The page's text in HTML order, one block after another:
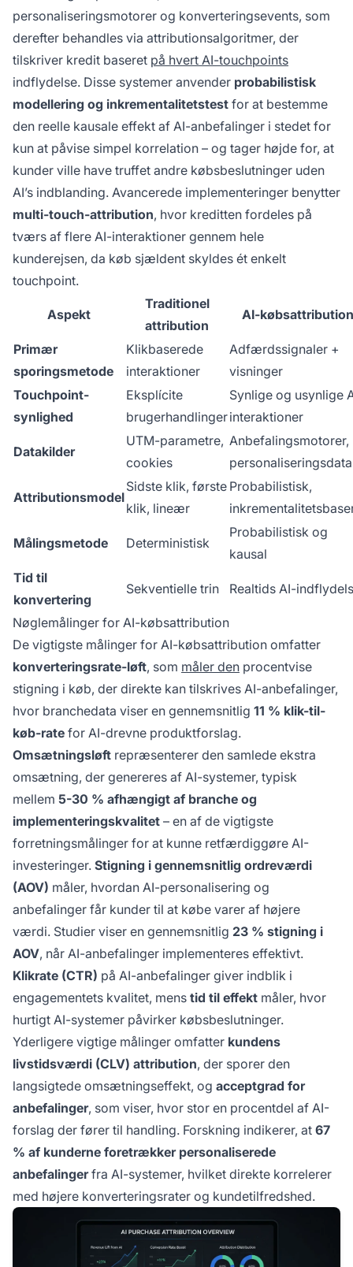
personaliseringsmotorer og konverteringsevents, som
derefter behandles via attributionsalgoritmer, der
tilskriver kredit baseret på hvert AI-touchpoints
indflydelse. Disse systemer anvender probabilistisk
modellering og inkrementalitetstest for at bestemme
den reelle kausale effekt af AI-anbefalinger i stedet for
kun at påvise simpel korrelation – og tager højde for, at
kunder ville have truffet andre købsbeslutninger uden
AI’s indblanding. Avancerede implementeringer benytter
multi-touch-attribution, hvor kreditten fordeles på
tværs af flere AI-interaktioner gennem hele
kunderejsen, da køb sjældent skyldes ét enkelt
touchpoint.
Aspekt
Traditionel
attribution
AI-købsattribution
Primær
sporingsmetode
Klikbaserede
interaktioner
Adfærdssignaler +
visninger
Touchpoint-
synlighed
Eksplícite
brugerhandlinger
Synlige og usynlige
interaktioner
Datakilder
UTM-parametre,
cookies
Anbefalingsmotorer,
personaliseringsdata
Attributionsmodel
Sidste klik, første
klik, lineær
Probabilistisk,
Målingsmetode Deterministisk
Probabilistisk og
kausal
Tid til
konvertering
Sekventielle trin Realtids AI-
Nøglemålinger for AI-købsattribution
De vigtigste målinger for AI-købsattribution omfatter
konverteringsrate-løft, som måler den procentvise
stigning i køb, der direkte kan tilskrives AI-anbefalinger,
hvor branchedata viser en gennemsnitlig 11 % klik-til-
køb-rate for AI-drevne produktforslag.
Omsætningsløft repræsenterer den samlede ekstra
omsætning, der genereres af AI-systemer, typisk
mellem 5-30 % afhængigt af branche og
implementeringskvalitet – en af de vigtigste
forretningsmålinger for at kunne retfærdiggøre AI-
investeringer. Stigning i gennemsnitlig ordreværdi
(AOV) måler, hvordan AI-personalisering og
anbefalinger får kunder til at købe varer af højere
værdi. Studier viser en gennemsnitlig 23 % stigning i
AOV, når AI-anbefalinger implementeres effektivt.
Klikrate (CTR) på AI-anbefalinger giver indblik i
engagementets kvalitet, mens tid til effekt måler, hvor
hurtigt AI-systemer påvirker købsbeslutninger.
Yderligere vigtige målinger omfatter kundens
livstidsværdi (CLV) attribution, der sporer den
langsigtede omsætningseffekt, og acceptgrad for
anbefalinger, som viser, hvor stor en procentdel af AI-
forslag der fører til handling. Forskning indikerer, at 67
% af kunderne foretrækker personaliserede
anbefalingerfra AI-systemer, hvilket direkte korrelerer
med højere konverteringsrater og kundetilfredshed.